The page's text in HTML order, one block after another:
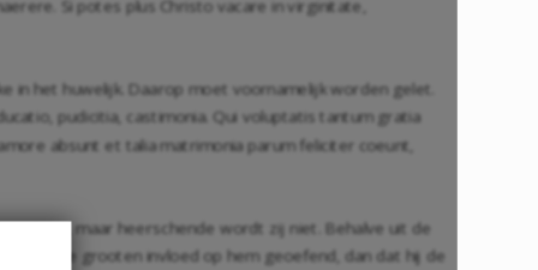
Si potes plus Christo vacare in virginitate,
het huwelijk. Daarop moet voornamelijk worden gelet.
pudicitia, castimonia. Qui voluptatis tantum gratia
absunt et talia matrimonia parum feliciter coeunt,
wijzen, maar heerschende wordt zij niet. Behalve uit de
had te grooten invloed op hem geoefend, dan dat hij de